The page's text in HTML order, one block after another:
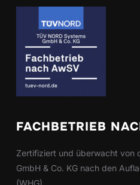
FACHBETRIEB
Zertifiziert und überwacht von
GmbH & Co. KG nach den
(WHG).